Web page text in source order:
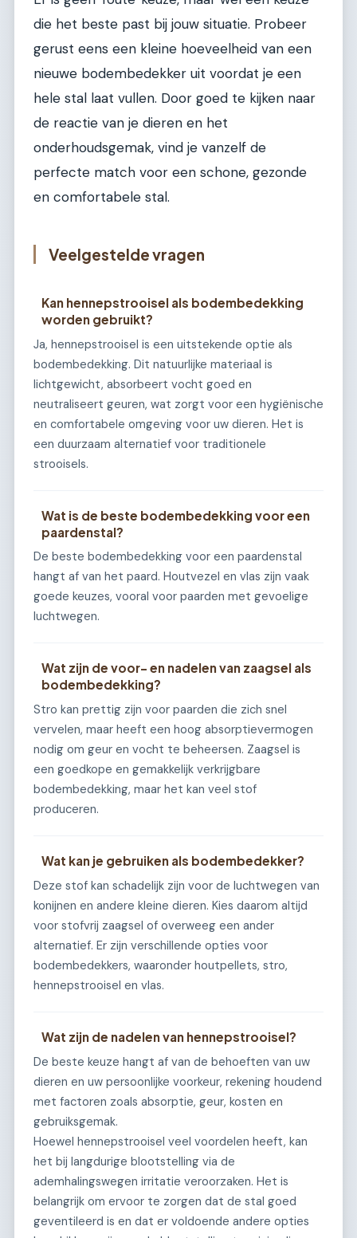
die het beste past bij jouw situatie. Probeer
gerust eens een kleine hoeveelheid van een
nieuwe bodembedekker uit voordat je een
hele stal laat vullen. Door goed te kijken naar
de reactie van je dieren en het
onderhoudsgemak, vind je vanzelf de
perfecte match voor een schone, gezonde
en comfortabele stal.
Veelgestelde vragen
Kan hennepstrooisel als bodembedekking
worden gebruikt?
Ja, hennepstrooisel is een uitstekende optie als
bodembedekking. Dit natuurlijke materiaal is
lichtgewicht, absorbeert vocht goed en
neutraliseert geuren, wat zorgt voor een hygiënische
en comfortabele omgeving voor uw dieren. Het is
een duurzaam alternatief voor traditionele
strooisels.
Wat is de beste bodembedekking voor een
paardenstal?
De beste bodembedekking voor een paardenstal
hangt af van het paard. Houtvezel en vlas zijn vaak
goede keuzes, vooral voor paarden met gevoelige
luchtwegen.
Wat zijn de voor- en nadelen van zaagsel als
bodembedekking?
Stro kan prettig zijn voor paarden die zich snel
vervelen, maar heeft een hoog absorptievermogen
nodig om geur en vocht te beheersen. Zaagsel is
een goedkope en gemakkelijk verkrijgbare
bodembedekking, maar het kan veel stof
produceren.
Wat kan je gebruiken als bodembedekker?
Deze stof kan schadelijk zijn voor de luchtwegen van
konijnen en andere kleine dieren. Kies daarom altijd
voor stofvrij zaagsel of overweeg een ander
alternatief. Er zijn verschillende opties voor
bodembedekkers, waaronder houtpellets, stro,
hennepstrooisel en vlas.
Wat zijn de nadelen van hennepstrooisel?
De beste keuze hangt af van de behoeften van uw
dieren en uw persoonlijke voorkeur, rekening houdend
met factoren zoals absorptie, geur, kosten en
gebruiksgemak.
Hoewel hennepstrooisel veel voordelen heeft, kan
het bij langdurige blootstelling via de
ademhalingswegen irritatie veroorzaken. Het is
belangrijk om ervoor te zorgen dat de stal goed
geventileerd is en dat er voldoende andere opties